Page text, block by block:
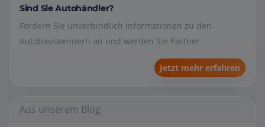
Sind Sie Autohändler?
Fordern Sie unverbindlich Informationen zu den
Autohauskennern an und werden Sie Partner
Jetzt mehr erfahren
Aus unserem Blog